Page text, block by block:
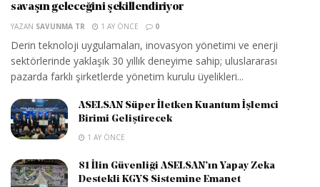
savaşın geleceğini şekillendiriyor
YAZAN SAVUNMA TR 1 AY ÖNCE 0
Derin teknoloji uygulamaları, inovasyon yönetimi ve enerji
sektörlerinde yaklaşık 30 yıllık deneyime sahip; uluslararası
pazarda farklı şirketlerde yönetim kurulu üyelikleri...
ASELSAN Süper İletken Kuantum İşlemci
Birimi Geliştirecek
1 AY ÖNCE
81 İlin Güvenliği ASELSAN’ın Yapay Zeka
Destekli KGYS Sistemine Emanet